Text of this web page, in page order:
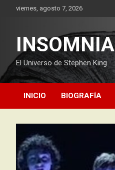
viernes, agosto 7, 2026
INSOMNIA
El Universo de Stephen King
INICIO BIOGRAFÍA